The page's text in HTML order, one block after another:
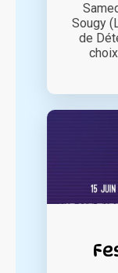
Sougy
de